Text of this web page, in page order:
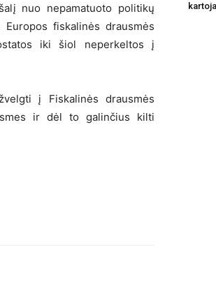
nuo nepamatuoto politikų
fiskalinės drausmės
iki šiol neperkeltos į
į Fiskalinės drausmės
ir dėl to galinčius kilti